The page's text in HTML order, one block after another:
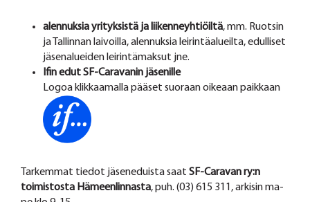
alennuksia yrityksistä ja liikenneyhtiöiltä, mm. Ruotsin
ja Tallinnan laivoilla, alennuksia leirintäalueilta, edulliset
jäsenalueiden leirintämaksut jne.
Ifin edut SF-Caravanin jäsenille
Logoa klikkaamalla pääset suoraan oikeaan paikkaan
Tarkemmat tiedot jäseneduista saat SF-Caravan ry:n
toimistosta Hämeenlinnasta, puh. (03) 615 311, arkisin ma-